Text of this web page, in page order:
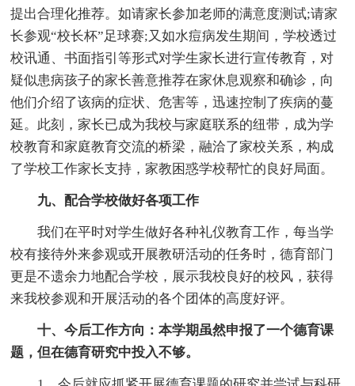
提出合理化推荐。如请家长参加老师的满意度测试;请家
长参观“校长杯”足球赛;又如水痘病发生期间，学校透过
校讯通、书面指引等形式对学生家长进行宣传教育，对
疑似患病孩子的家长善意推荐在家休息观察和确诊，向
他们介绍了该病的症状、危害等，迅速控制了疾病的蔓
延。此刻，家长已成为我校与家庭联系的纽带，成为学
校教育和家庭教育交流的桥梁，融洽了家校关系，构成
了学校工作家长支持，家教困惑学校帮忙的良好局面。
九、配合学校做好各项工作
我们在平时对学生做好各种礼仪教育工作，每当学
校有接待外来参观或开展教研活动的任务时，德育部门
更是不遗余力地配合学校，展示我校良好的校风，获得
来我校参观和开展活动的各个团体的高度好评。
十、今后工作方向：本学期虽然申报了一个德育课
题，但在德育研究中投入不够。